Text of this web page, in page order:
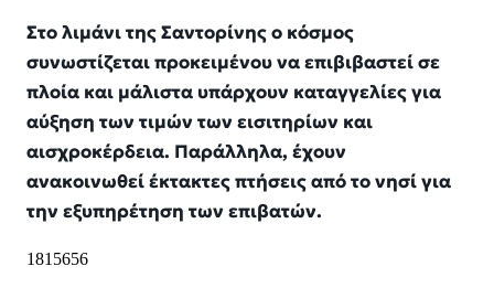
Στο λιμάνι της Σαντορίνης ο κόσμος
συνωστίζεται προκειμένου να επιβιβαστεί σε
πλοία και μάλιστα υπάρχουν καταγγελίες για
αύξηση των τιμών των εισιτηρίων και
αισχροκέρδεια. Παράλληλα, έχουν
ανακοινωθεί έκτακτες πτήσεις από το νησί για
την εξυπηρέτηση των επιβατών.